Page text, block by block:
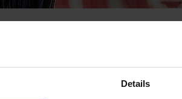
Details
des DFB-Pokals auswärts auf den SC
der Übersicht.
der Sport-Club beim SC Sand antreten.